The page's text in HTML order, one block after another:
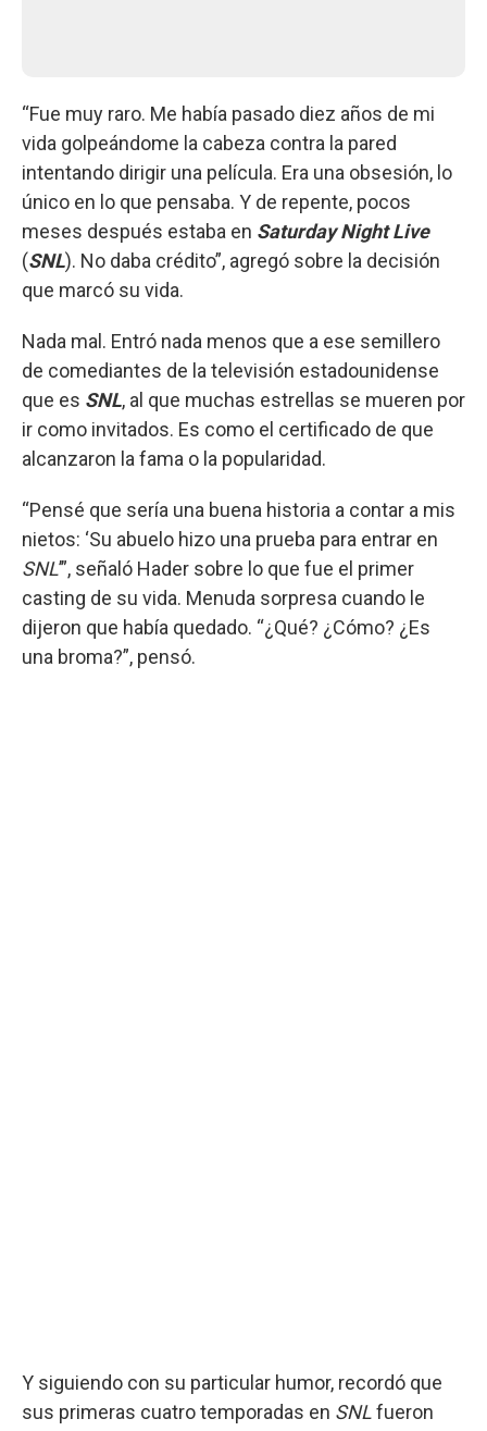
“Fue muy raro. Me había pasado diez años de mi
vida golpeándome la cabeza contra la pared
intentando dirigir una película. Era una obsesión, lo
único en lo que pensaba. Y de repente, pocos
meses después estaba en Saturday Night Live
(SNL). No daba crédito”, agregó sobre la decisión
que marcó su vida.
Nada mal. Entró nada menos que a ese semillero
de comediantes de la televisión estadounidense
que es SNL, al que muchas estrellas se mueren por
ir como invitados. Es como el certificado de que
alcanzaron la fama o la popularidad.
“Pensé que sería una buena historia a contar a mis
nietos: ‘Su abuelo hizo una prueba para entrar en
SNL’”, señaló Hader sobre lo que fue el primer
casting de su vida. Menuda sorpresa cuando le
dijeron que había quedado. “¿Qué? ¿Cómo? ¿Es
una broma?”, pensó.
Y siguiendo con su particular humor, recordó que
sus primeras cuatro temporadas en SNLfueron